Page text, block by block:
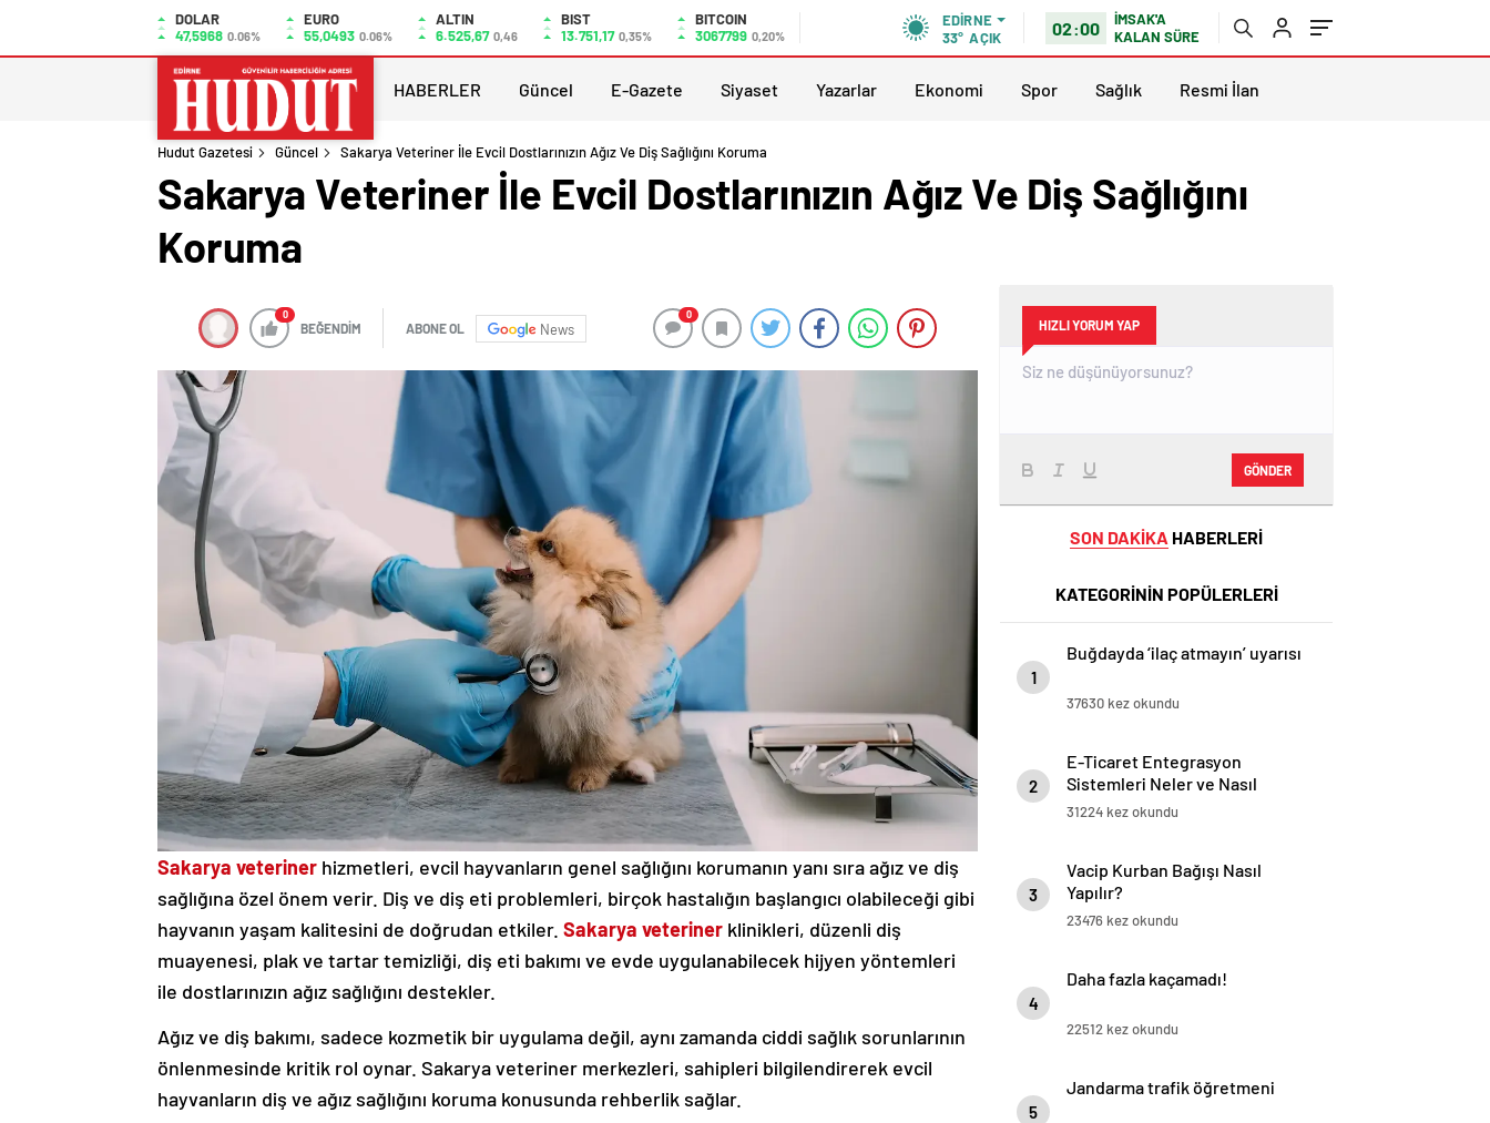
DOLAR
47,5968 0.06%
EURO
55,0493 0.06%
ALTIN
6.525,67 0,46
BIST
13.751,17 0,35%
BITCOIN
3067799 0,20%
EDIRNE
33° AÇIK 02:00
İMSAK'A
KALAN SÜRE
HABERLER Güncel E-Gazete Siyaset Yazarlar Ekonomi Spor Sağlık Resmi İlan
Hudut Gazetesi Güncel Sakarya Veteriner İle Evcil Dostlarınızın Ağız Ve Diş Sağlığını Koruma
Sakarya Veteriner İle Evcil Dostlarınızın Ağız Ve Diş Sağlığını
Koruma
0
BEĞENDİM ABONE OL News
0
Sakarya veteriner hizmetleri, evcil hayvanların genel sağlığını korumanın yanı sıra ağız ve diş
sağlığına özel önem verir. Diş ve diş eti problemleri, birçok hastalığın başlangıcı olabileceği gibi
hayvanın yaşam kalitesini de doğrudan etkiler. Sakarya veteriner klinikleri, düzenli diş
muayenesi, plak ve tartar temizliği, diş eti bakımı ve evde uygulanabilecek hijyen yöntemleri
ile dostlarınızın ağız sağlığını destekler.
Ağız ve diş bakımı, sadece kozmetik bir uygulama değil, aynı zamanda ciddi sağlık sorunlarının
önlenmesinde kritik rol oynar. Sakarya veteriner merkezleri, sahipleri bilgilendirerek evcil
hayvanların diş ve ağız sağlığını koruma konusunda rehberlik sağlar.
HIZLI YORUM YAP
GÖNDER
SON DAKİKA HABERLERİ
KATEGORİNİN POPÜLERLERİ
1
Buğdayda ‘ilaç atmayın’ uyarısı
37630 kez okundu
2
E-Ticaret Entegrasyon
Sistemleri Neler ve Nasıl
Yapılır?
31224 kez okundu
3
Vacip Kurban Bağışı Nasıl
Yapılır?
23476 kez okundu
4
Daha fazla kaçamadı!
22512 kez okundu
5
Jandarma trafik öğretmeni